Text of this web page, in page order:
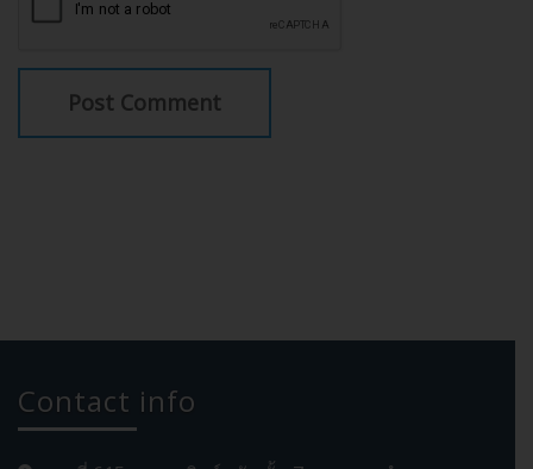
Contact info